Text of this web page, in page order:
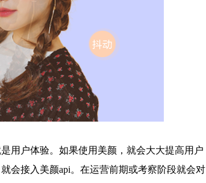
用户体验。如果使用美颜，就会大大提高用户
会接入美颜api。在运营前期或考察阶段就会对